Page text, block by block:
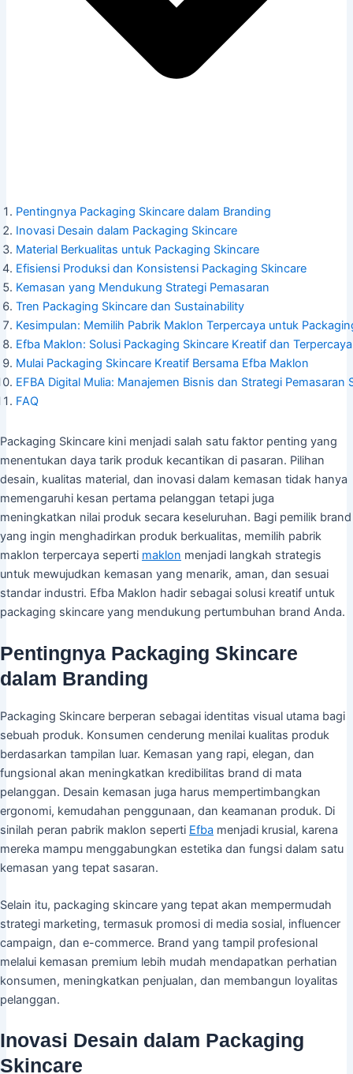
Pentingnya Packaging Skincare dalam Branding
Inovasi Desain dalam Packaging Skincare
Material Berkualitas untuk Packaging Skincare
Efisiensi Produksi dan Konsistensi Packaging Skincare
Kemasan yang Mendukung Strategi Pemasaran
Tren Packaging Skincare dan Sustainability
Kesimpulan: Memilih Pabrik Maklon Terpercaya untuk
Efba Maklon: Solusi Packaging Skincare Kreatif dan Terpercaya
Mulai Packaging Skincare Kreatif Bersama Efba Maklon
EFBA Digital Mulia: Manajemen Bisnis dan Strategi Pemasaran
FAQ
Packaging Skincare kini menjadi salah satu faktor penting yang
menentukan daya tarik produk kecantikan di pasaran. Pilihan
desain, kualitas material, dan inovasi dalam kemasan tidak hanya
memengaruhi kesan pertama pelanggan tetapi juga
meningkatkan nilai produk secara keseluruhan. Bagi pemilik brand
yang ingin menghadirkan produk berkualitas, memilih pabrik
maklon terpercaya seperti maklon menjadi langkah strategis
untuk mewujudkan kemasan yang menarik, aman, dan sesuai
standar industri. Efba Maklon hadir sebagai solusi kreatif untuk
packaging skincare yang mendukung pertumbuhan brand Anda.
Pentingnya Packaging Skincare
dalam Branding
Packaging Skincare berperan sebagai identitas visual utama bagi
sebuah produk. Konsumen cenderung menilai kualitas produk
berdasarkan tampilan luar. Kemasan yang rapi, elegan, dan
fungsional akan meningkatkan kredibilitas brand di mata
pelanggan. Desain kemasan juga harus mempertimbangkan
ergonomi, kemudahan penggunaan, dan keamanan produk. Di
sinilah peran pabrik maklon seperti Efba menjadi krusial, karena
mereka mampu menggabungkan estetika dan fungsi dalam satu
kemasan yang tepat sasaran.
Selain itu, packaging skincare yang tepat akan mempermudah
strategi marketing, termasuk promosi di media sosial, influencer
campaign, dan e-commerce. Brand yang tampil profesional
melalui kemasan premium lebih mudah mendapatkan perhatian
konsumen, meningkatkan penjualan, dan membangun loyalitas
pelanggan.
Inovasi Desain dalam Packaging
Skincare